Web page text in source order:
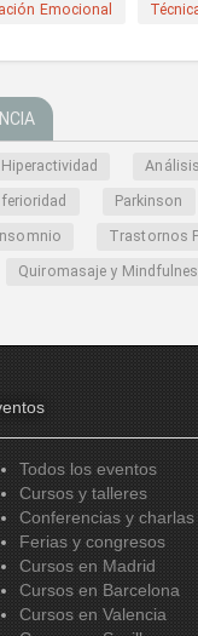
Emocional
Hiperactividad
Parkinson
Insomnio Trastornos
Quiromasaje y
Todos los eventos
Cursos y talleres
Conferencias y charlas
Ferias y congresos
Cursos en Madrid
Cursos en Barcelona
Cursos en Valencia